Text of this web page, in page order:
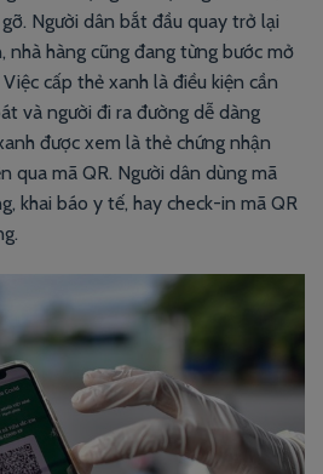
Người dân bắt đầu quay trở lại
nhà hàng cũng đang từng bước mở
cấp thẻ xanh là điều kiện cần
và người đi ra đường dễ dàng
được xem là thẻ chứng nhận
qua mã QR. Người dân dùng mã
khai báo y tế, hay check-in mã QR